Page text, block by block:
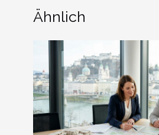
Ähnlich